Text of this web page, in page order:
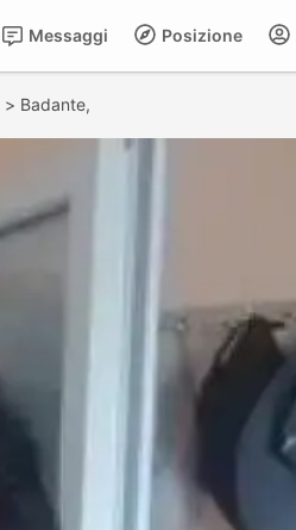
Posizione
Messaggi
> Badante,